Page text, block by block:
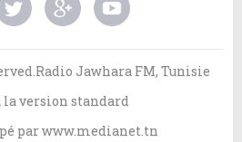
Jawhara FM, Tunisie
la version standard
parwww.medianet.tn